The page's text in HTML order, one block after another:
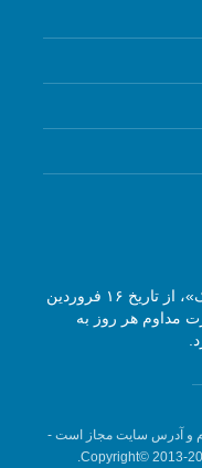
مجله آنلاین موسیقی «گفتگوی هارمونیک»، از تاریخ ۱۶ فروردین
مداوم هر روز به
و آدرس سایت مجاز است -
Copyright© 2013-